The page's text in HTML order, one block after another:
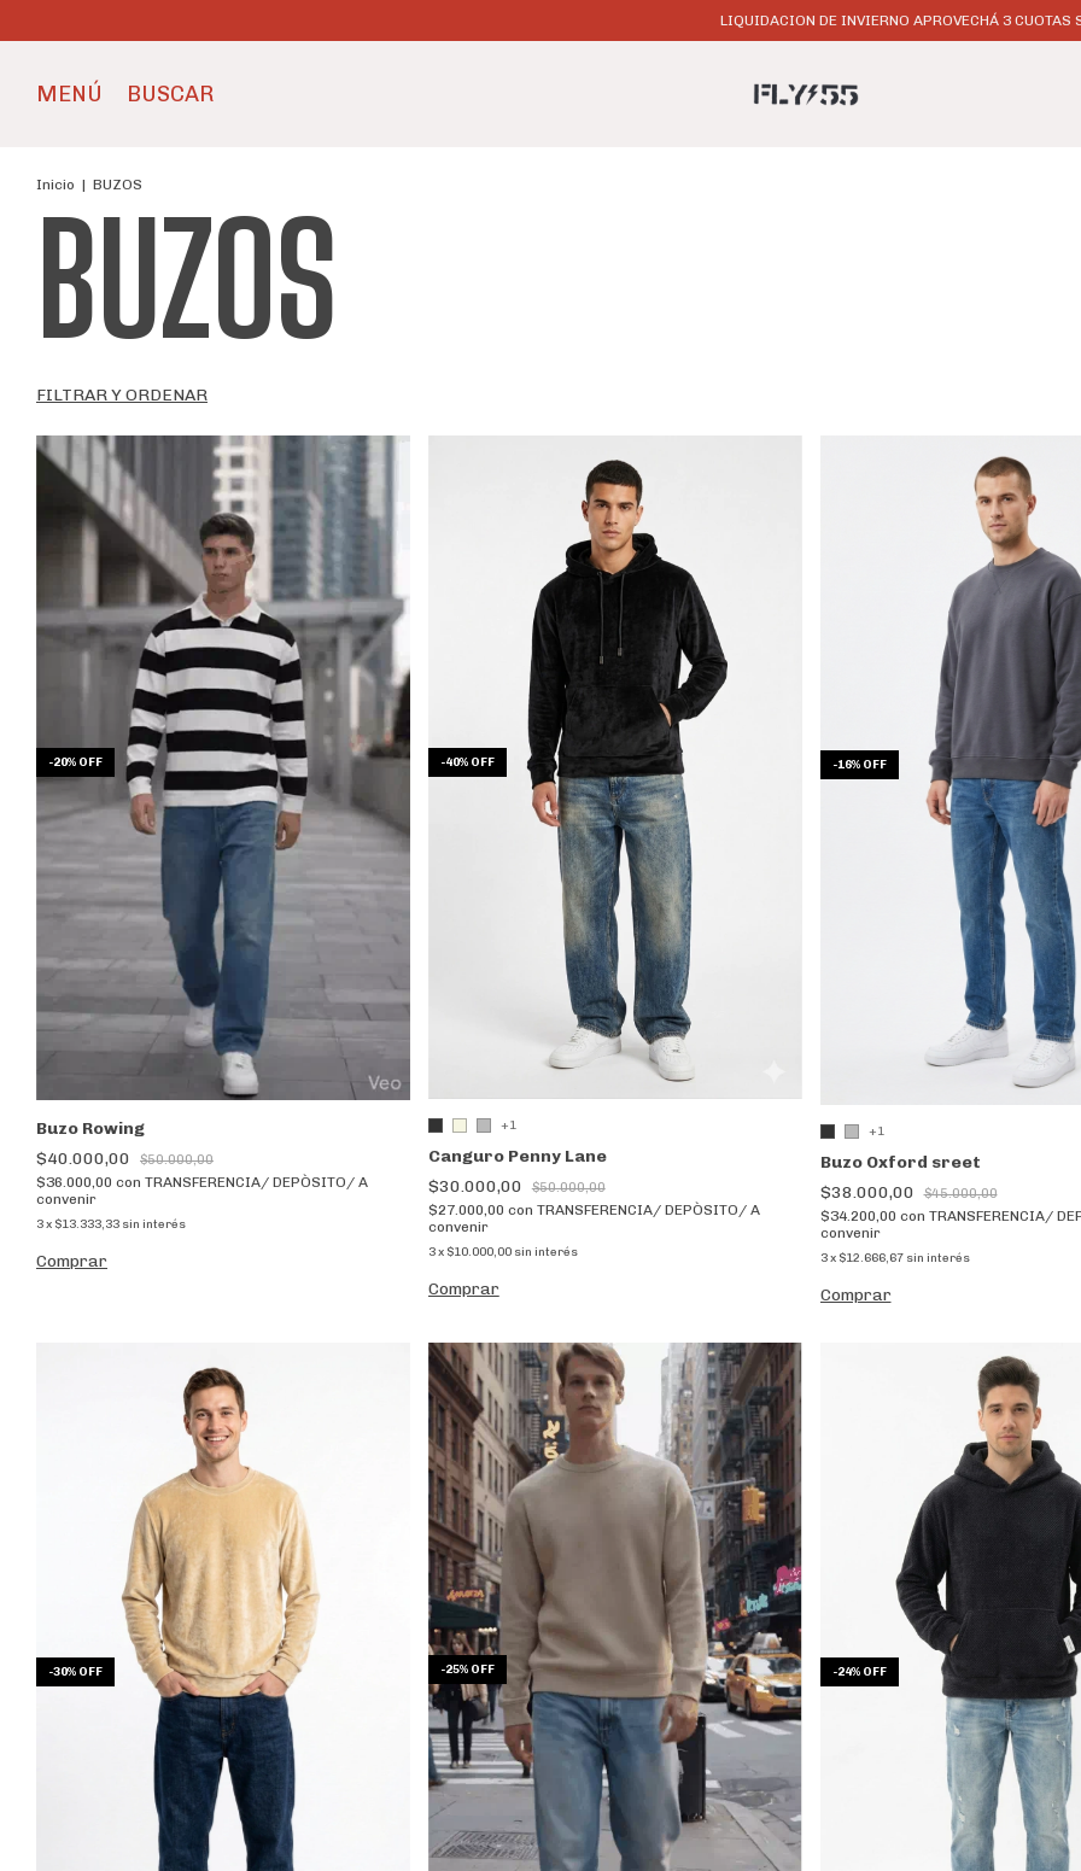
LIQUIDACION DE INVIERNO APROVECHÁ 3 CUOTAS SIN INTERÉS
MENÚ BUSCAR
Inicio | BUZOS
BUZOS
FILTRAR Y ORDENAR
-20% OFF
Buzo Rowing
$40.000,00
$50.000,00
$36.000,00 con TRANSFERENCIA/ DEPÒSITO/ A
convenir
3x $13.333,33 sin interés
Comprar
-40% OFF
+1
Canguro Penny Lane
$30.000,00
$50.000,00
$27.000,00 con TRANSFERENCIA/ DEPÒSITO/ A
convenir
3x $10.000,00 sin interés
Comprar
-16% OFF
+1
Buzo Oxford sreet
$38.000,00
$45.000,00
$34.200,00 con TRANSFERENCIA/
convenir
3 x $12.666,67 sin interés
Comprar
-30% OFF -25% OFF -24% OFF